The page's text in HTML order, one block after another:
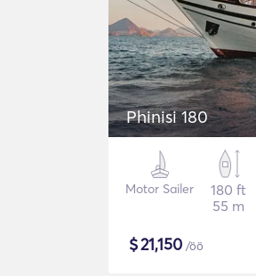
Phinisi 180
Motor Sailer
180 ft
55 m
$21,150 /öö